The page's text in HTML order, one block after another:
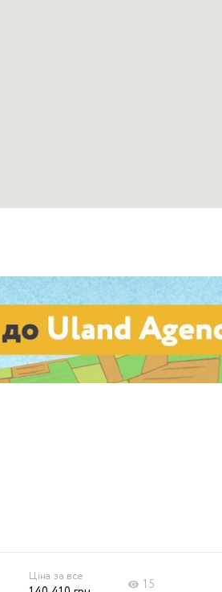
Ціна за все 15